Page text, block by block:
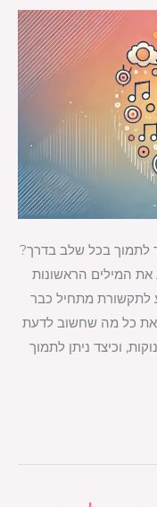
לתמוך בכל שלב בדרך?
את המילים הראשונות
לתקשורת מתחיל כבר
את כל מה שחשוב לדעת
וכיצד ניתן לתמוך